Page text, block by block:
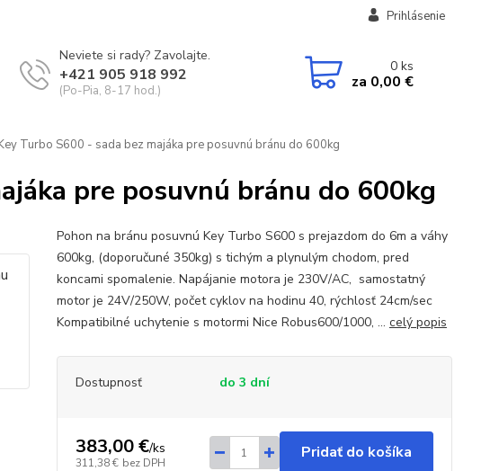
Prihlásenie
Neviete si rady? Zavolajte.
+421 905 918 992
(Po-Pia, 8-17 hod.)
0ks
za 0,00 €
Turbo S600 - sada bez majáka pre posuvnú bránu do 600kg
pre posuvnú bránu do 600kg
Pohon na bránu posuvnú Key Turbo S600 s prejazdom do 6m a váhy
600kg, (doporučuné 350kg) s tichým a plynulým chodom, pred
koncami spomalenie. Napájanie motora je 230V/AC, samostatný
motor je 24V/250W, počet cyklov na hodinu 40, rýchlosť 24cm/sec
Kompatibilné uchytenie s motormi Nice Robus600/1000, ... celý popis
Dostupnosť do 3 dní
383,00 €/ks
311,38 € bez DPH
Pridať do košíka